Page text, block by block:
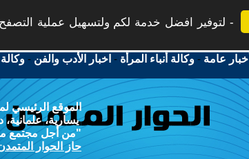
لتوفير افضل خدمة لكم ولتسهيل عملية
أخبار عامة -وكالة أنباء المرأة - اخبار الأدب والفن -وكالة
الموقع الرئيسي
يسارية،
"من أجل مجتمع
حاز الحوار